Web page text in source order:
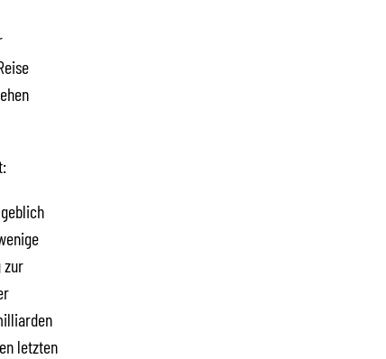
zur
letzten